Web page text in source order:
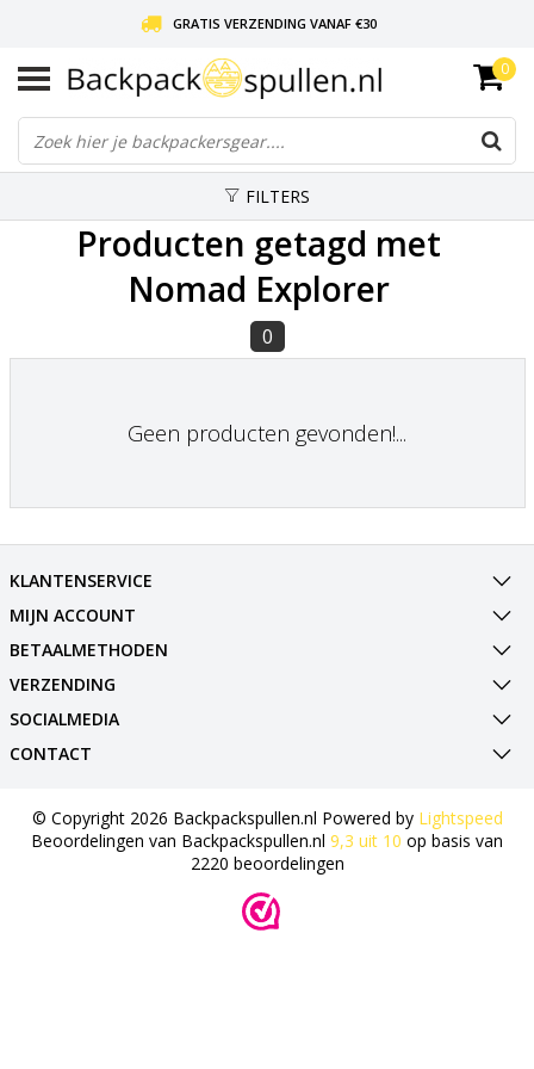
GRATIS VERZENDING VANAF €30
LIEFDE VOOR BACKPACKEN!
30 DAGEN GRATIS RETOUR
0
FILTERS
Producten getagd met
Nomad Explorer
0
Geen producten gevonden!...
KLANTENSERVICE
MIJN ACCOUNT
BETAALMETHODEN
VERZENDING
SOCIALMEDIA
CONTACT
© Copyright 2026 Backpackspullen.nl Powered by Lightspeed
Beoordelingen van Backpackspullen.nl 9,3 uit 10 op basis van
2220 beoordelingen